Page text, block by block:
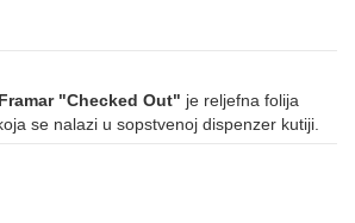
Framar "Checked Out" je reljefna folija
se nalazi u sopstvenoj dispenzer kutiji.